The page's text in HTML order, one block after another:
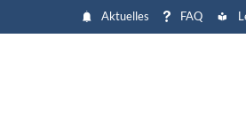
Aktuelles FAQ